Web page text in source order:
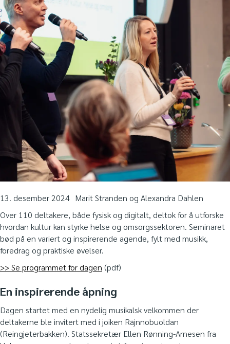
13. desember 2024 Marit Stranden og Alexandra Dahlen
Over 110 deltakere, både fysisk og digitalt, deltok for å utforske
hvordan kultur kan styrke helse og omsorgssektoren. Seminaret
bød på en variert og inspirerende agende, fylt med musikk,
foredrag og praktiske øvelser.
>> Se programmet for dagen (pdf)
En inspirerende åpning
Dagen startet med en nydelig musikalsk velkommen der
deltakerne ble invitert med i joiken Räjnnobuoldan
(Reingjeterbakken). Statssekretær Ellen Rønning-Arnesen fra